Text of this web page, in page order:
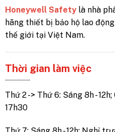
Honeywell Safety là nhà
hãng thiết bị bảo hộ lao
thế giới tại Việt Nam.
Thời gian làm việc
Thứ 2 -> Thứ 6: Sáng 8h - 12h;
17h30